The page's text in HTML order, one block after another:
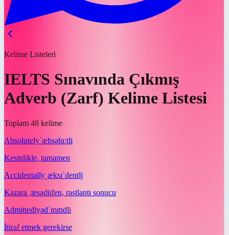
Kelime Listeleri
IELTS Sınavında Çıkmış
Adverb (Zarf) Kelime Listesi
Toplam 48 kelime
Absolutelyˈæbsəluːtli
Kesinlikle, tamamen
Accidentally ˌæksɪˈdentl̩i
Kazara ,tesadüfen, rastlantı sonucu
Admittedlyədˈmɪtɪdli
İtiraf etmek gerekirse